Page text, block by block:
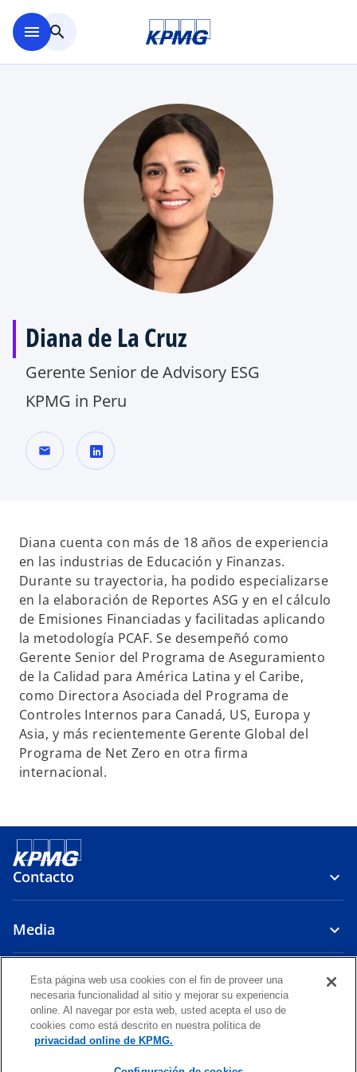
menu search
Diana de La Cruz
Gerente Senior de Advisory ESG
KPMG in Peru
mail
b
r
e
e
n
u
n
a
p
e
s
t
a
n
u
e
a
Diana cuenta con más de 18 años de experiencia
en las industrias de Educación y Finanzas.
Durante su trayectoria, ha podido especializarse
en la elaboración de Reportes ASG y en el cálculo
de Emisiones Financiadas y facilitadas aplicando
la metodología PCAF. Se desempeñó como
Gerente Senior del Programa de Aseguramiento
de la Calidad para América Latina y el Caribe,
como Directora Asociada del Programa de
Controles Internos para Canadá, US, Europa y
Asia, y más recientemente Gerente Global del
Programa de Net Zero en otra firma
internacional.
Contacto
Media
Compañía
s
e
s
e
s
e
s
e
s
Esta página web usa cookies con el fin de proveer una
necesaria funcionalidad al sitio y mejorar su experiencia
online. Al navegar por esta web, usted acepta el uso de
cookies como está descrito en nuestra política de
privacidad online de KPMG.